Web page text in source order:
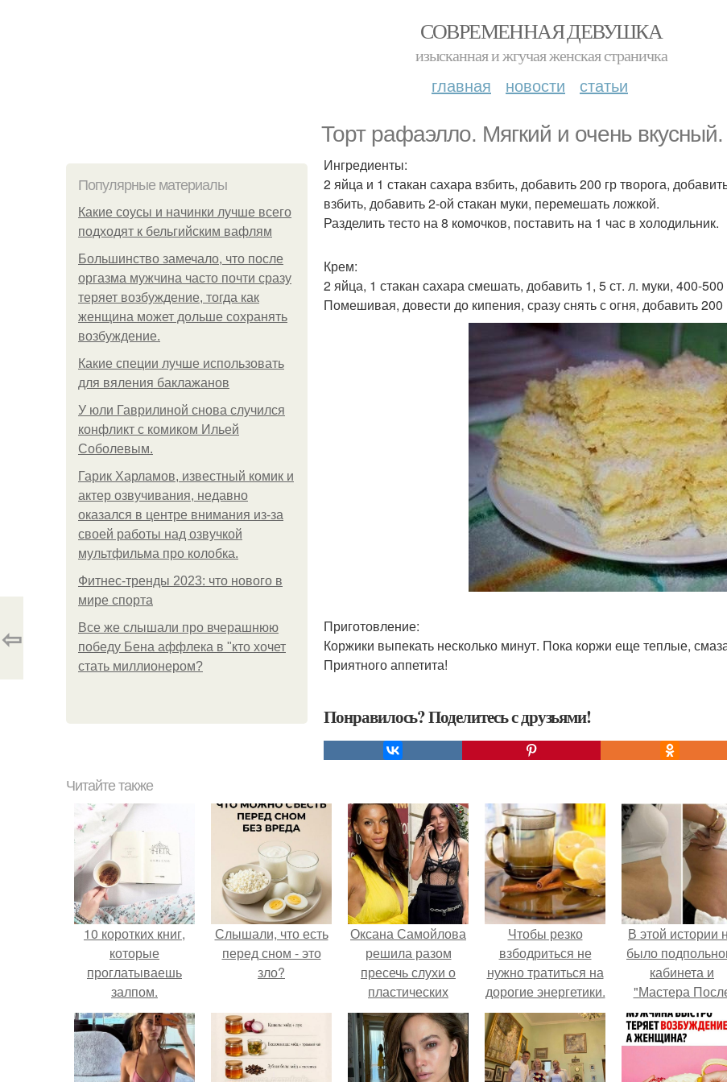
СОВРЕМЕННАЯ ДЕВУШКА
изысканная и жгучая женская страничка
главная новости статьи
Торт рафаэлло. Мягкий и очень вкусный.
Популярные материалы
Какие соусы и начинки лучше всего
подходят к бельгийским вафлям
Большинство замечало, что после
оргазма мужчина часто почти сразу
теряет возбуждение, тогда как
женщина может дольше сохранять
возбуждение.
Какие специи лучше использовать
для вяления баклажанов
У юли Гаврилиной снова случился
конфликт с комиком Ильей
Соболевым.
Гарик Харламов, известный комик и
актер озвучивания, недавно
оказался в центре внимания из-за
своей работы над озвучкой
мультфильма про колобка.
Фитнес-тренды 2023: что нового в
мире спорта
Все же слышали про вчерашнюю
победу Бена аффлека в "кто хочет
стать миллионером?
Ингредиенты:
2 яйца и 1 стакан сахара взбить, добавить 200 гр творога,
взбить, добавить 2-ой стакан муки, перемешать ложкой.
Разделить тесто на 8 комочков, поставить на 1 час в холодильник.
Крем:
2 яйца, 1 стакан сахара смешать, добавить 1, 5 ст. л. муки, 400-
Помешивая, довести до кипения, сразу снять с огня, добавить
Приготовление:
Коржики выпекать несколько минут. Пока коржи еще теплые,
Приятного аппетита!
Понравилось? Поделитесь с друзьями!
⇦
Читайте также
10 коротких книг,
которые
проглатываешь
залпом.
Слышали, что есть
перед сном - это
зло?
Оксана Самойлова
решила разом
пресечь слухи о
пластических
операциях и
публично
прояснила
ситуацию.
Чтобы резко
взбодриться не
нужно тратиться на
дорогие энергетики.
В этой истории
было
кабинета и
"Мастера
Двухнедельных
Курсов".